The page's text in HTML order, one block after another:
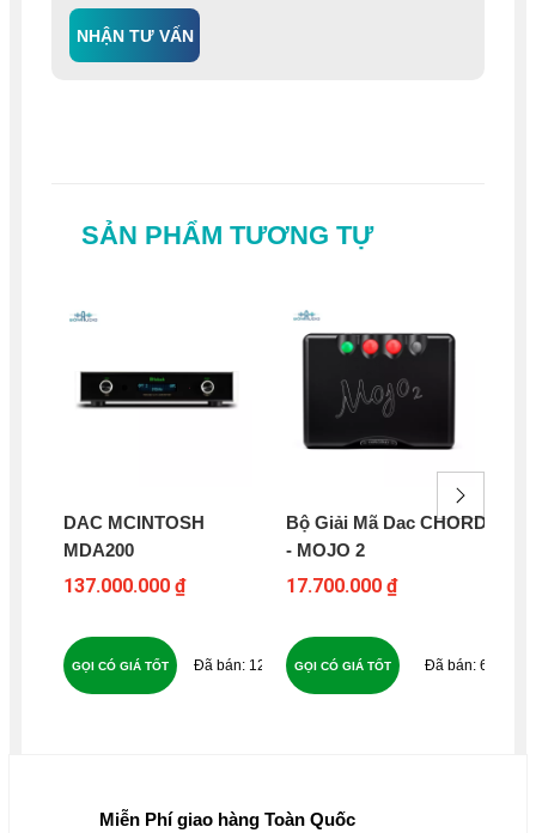
NHẬN TƯ VẤN
SẢN PHẨM TƯƠNG TỰ
DAC MCINTOSH
MDA200
137.000.000 ₫
120
GỌI CÓ GIÁ TỐT
Bộ Giải Mã Dac CHORD
- MOJO 2
17.700.000 ₫
65
GỌI CÓ GIÁ TỐT
Miễn Phí giao hàng Toàn Quốc